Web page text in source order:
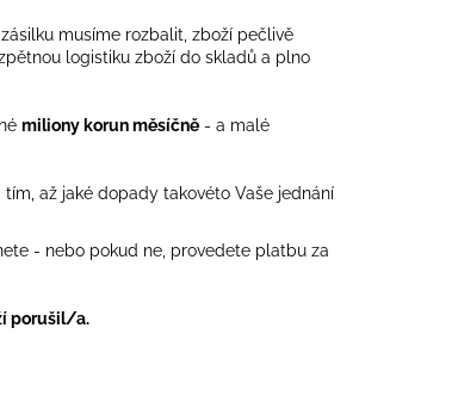
musíme rozbalit, zboží pečlivě
logistiku zboží do skladů a plno
miliony korun měsíčně - a malé
až jaké dopady takovéto Vaše jednání
- nebo pokud ne, provedete platbu za
porušil/a.